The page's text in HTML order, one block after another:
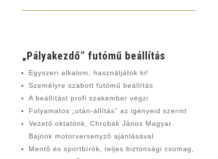
„Pályakezdő” futómű beállítás
Egyszeri alkalom, használjátok ki!
Személyre szabott futómű beállítás
A beállítást profi szakember végzi
Folyamatos „után-állítás” az igényeid szerint
Vezető oktatónk, Chrobák János Magyar
Bajnok motorversenyző ajánlásával
Mentő és sportbírók, teljes biztonsági csomag,